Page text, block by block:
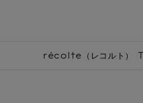
récolte（レコルト）